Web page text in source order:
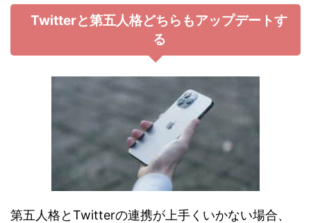
Twitterと第五人格どちらもアップデートす
る
第五人格とTwitterの連携が上手くいかない場合、